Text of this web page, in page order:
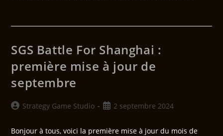
SGS Battle For Shanghai :
première mise à jour de
septembre
Strategy Game Studio 2 septembre 2024
Bonjour à tous, voici la première mise à jour du mois de